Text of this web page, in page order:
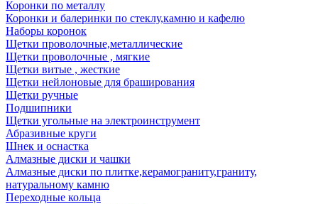
Коронки по металлу
Коронки и балеринки по стеклу,камню и кафелю
Наборы коронок
Щетки проволочные,металлические
Щетки проволочные , мягкие
Щетки витые , жесткие
Щетки нейлоновые для браширования
Щетки ручные
Подшипники
Щетки угольные на электроинструмент
Абразивные круги
Шнек и оснастка
Алмазные диски и чашки
Алмазные диски по плитке,керамограниту,граниту,
натуральному камню
Переходные кольца